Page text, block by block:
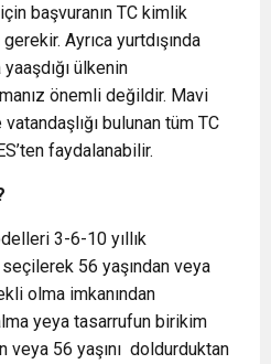
başvuranın TC kimlik
Ayrıca yurtdışında
ülkenin
önemli değildir. Mavi
bulunan tüm TC
faydalanabilir.
3-6-10 yıllık
56 yaşından veya
olma imkanından
yeya tasarrufun birikim
veya 56 yaşını doldurduktan